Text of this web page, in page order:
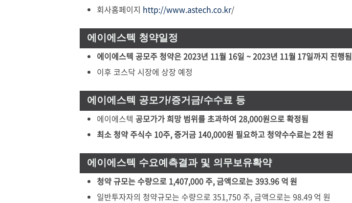
회사홈페이지 http://www.astech.co.kr/
에이에스텍 청약일정
에이에스텍 공모주 청약은 2023년 11월 16일 ~ 2023년 11월 17일까지 진행됨
이후 코스닥 시장에 상장 예정
에이에스텍 공모가/증거금/수수료 등
에이에스텍 공모가가 희망 범위를 초과하여 28,000원으로 확정됨
최소 청약 주식수 10주, 증거금 140,000원 필요하고 청약수수료는 2천 원
에이에스텍 수요예측결과 및 의무보유확약
청약 규모는 수량으로 1,407,000 주, 금액으로는 393.96 억 원
일반투자자의 청약규모는 수량으로 351,750 주, 금액으로는 98.49 억 원